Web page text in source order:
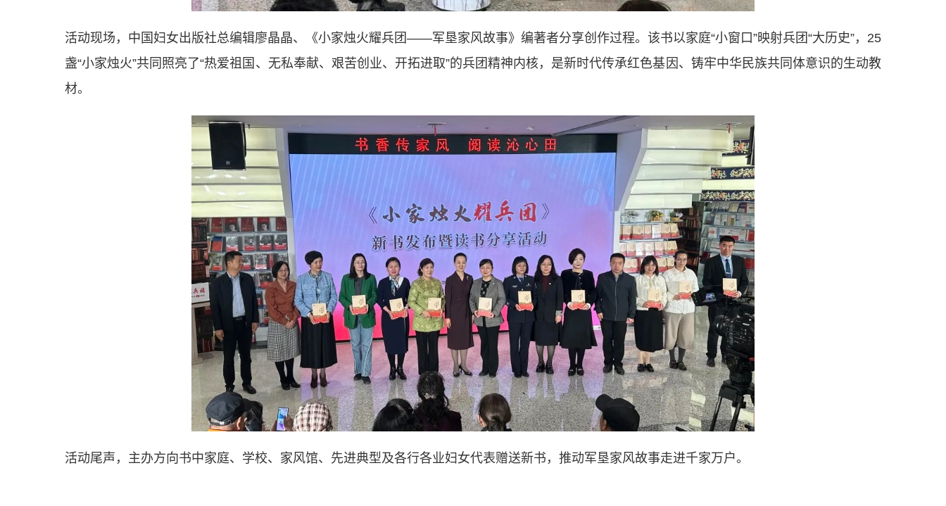
活动现场，中国妇女出版社总编辑廖晶晶、《小家烛火耀兵团——军垦家风故事》编著者分享创作过程。该书以家庭“小窗口”映射兵团“大历史”，25
盏“小家烛火”共同照亮了“热爱祖国、无私奉献、艰苦创业、开拓进取”的兵团精神内核，是新时代传承红色基因、铸牢中华民族共同体意识的生动教
材。
活动尾声，主办方向书中家庭、学校、家风馆、先进典型及各行各业妇女代表赠送新书，推动军垦家风故事走进千家万户。